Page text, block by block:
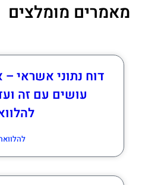
מאמרים מומלצים
דוח נתוני אשראי –
עושים עם זה